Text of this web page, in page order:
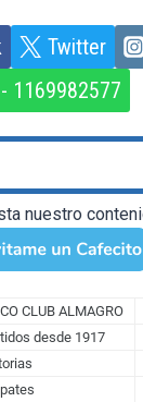
Twitter
1169982577
nuestro